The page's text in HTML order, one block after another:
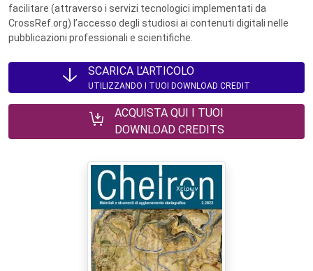
facilitare (attraverso i servizi tecnologici implementati da
CrossRef.org) l’accesso degli studiosi ai contenuti digitali nelle
pubblicazioni professionali e scientifiche.
SCARICA L'ARTICOLO
UTILIZZANDO I TUOI DOWNLOAD CREDIT
ACQUISTA QUI I TUOI
DOWNLOAD CREDITS